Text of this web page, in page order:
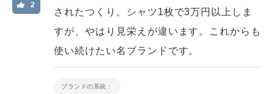
2
されたつくり。シャツ1枚で3万円以上しま
すが、やはり見栄えが違います。これからも
使い続けたい名ブランドです。
ブランドの系統：